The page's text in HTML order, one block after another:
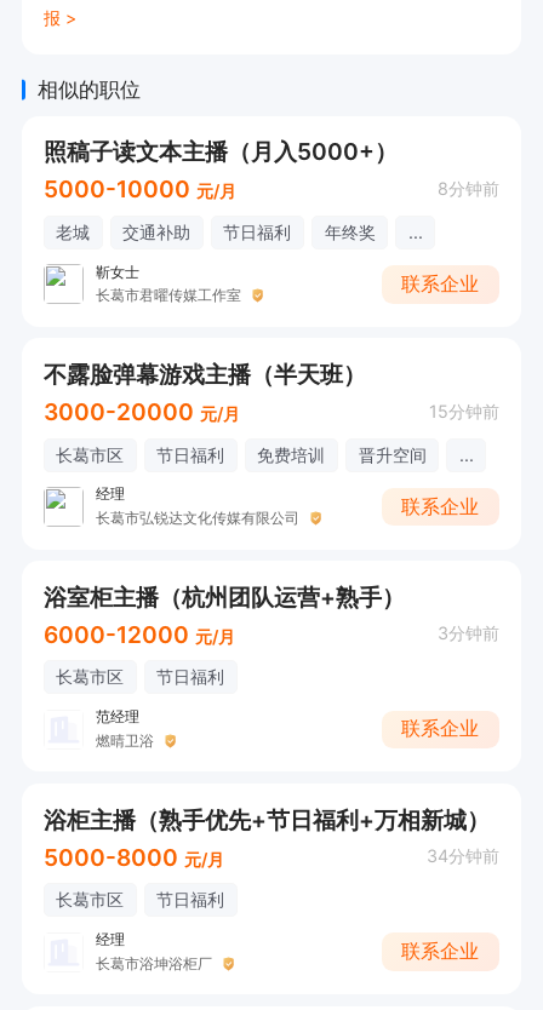
报 >
相似的职位
照稿子读文本主播（月入5000+）
5000-10000 元/月 8分钟前
老城 交通补助 节日福利 年终奖 ...
靳女士
长葛市君曜传媒工作室
联系企业
不露脸弹幕游戏主播（半天班）
3000-20000 元/月 15分钟前
长葛市区 节日福利 免费培训 晋升空间 ...
经理
长葛市弘锐达文化传媒有限公司
联系企业
浴室柜主播（杭州团队运营+熟手）
6000-12000 元/月 3分钟前
长葛市区 节日福利
范经理
燃晴卫浴
联系企业
浴柜主播（熟手优先+节日福利+万相新城）
5000-8000 元/月 34分钟前
长葛市区 节日福利
经理
长葛市浴坤浴柜厂
联系企业